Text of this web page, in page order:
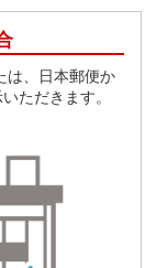
は、日本郵便か
ただきます。